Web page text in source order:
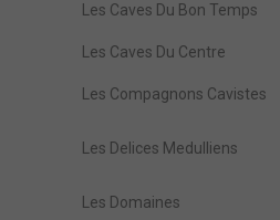
Les Caves Du Bon Temps
Les Caves Du Centre
Les Compagnons Cavistes
Les Delices Medulliens
Les Domaines